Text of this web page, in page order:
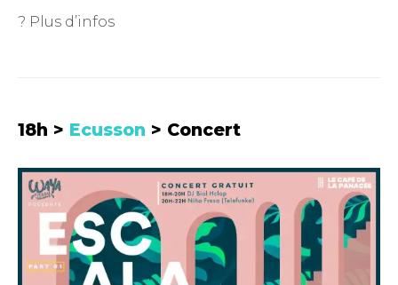
? Plus d’infos
18h > Ecusson > Concert